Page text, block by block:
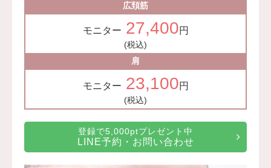
広頚筋
モニター 27,400円
(税込)
肩
モニター 23,100円
(税込)
登録で5,000ptプレゼント中
LINE予約・お問い合わせ